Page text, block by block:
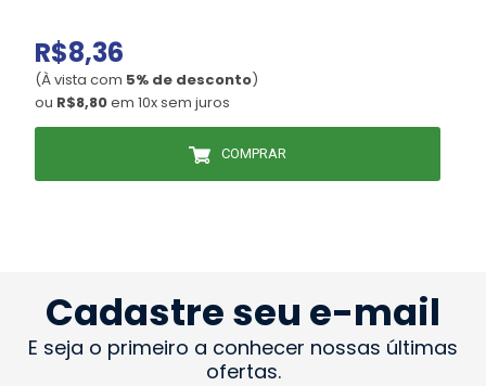
R$8,36
(À vista com 5% de desconto)
ou R$8,80em 10x sem juros
COMPRAR
Cadastre seu e-mail
E seja o primeiro a conhecer nossas últimas
ofertas.